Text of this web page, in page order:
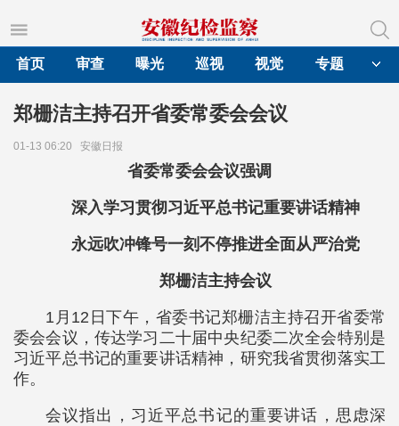
首页
审查 曝光 巡视 视觉 专题
郑栅洁主持召开省委常委会会议
01-13 06:20 安徽日报
省委常委会会议强调
深入学习贯彻习近平总书记重要讲话精神
永远吹冲锋号一刻不停推进全面从严治党
郑栅洁主持会议
1月12日下午，省委书记郑栅洁主持召开省委常
委会会议，传达学习二十届中央纪委二次全会特别是
习近平总书记的重要讲话精神，研究我省贯彻落实工
作。
会议指出，习近平总书记的重要讲话，思虑深